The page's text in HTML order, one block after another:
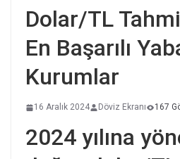
Dolar/TL
En Başarılı
Kurumlar
16 Aralık 2024 Döviz Ekranı 167
2024 yılına